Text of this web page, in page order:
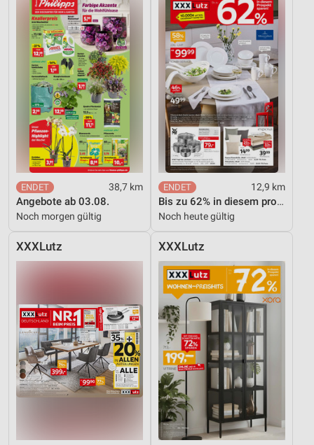
38,7 km
Angebote ab 03.08.
Noch morgen gültig
12,9 km
Bis zu 62% in diesem prospekt
Noch heute gültig
XXXLutz XXXLutz
personalisierter Inhalte
Messung der Werbeleistung
Messung der Performance von Inhalten
Analyse von Zielgruppen durch Statistiken oder
Kombinationen von Daten aus verschiedenen
Quellen
Entwicklung und Verbesserung der Angebote
Verwendung reduzierter Daten zur Auswahl von
Inhalten
IAB-Besonderheiten:
Geräte anhand von aktiv angeforderten
Notwendig
Performance
Funktional